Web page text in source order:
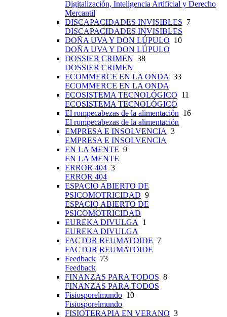
Digitalización, Inteligencia Artificial y Derecho
Mercantil
DISCAPACIDADES INVISIBLES 7
DISCAPACIDADES INVISIBLES
DOÑA UVA Y DON LÚPULO 10
DOÑA UVA Y DON LÚPULO
DOSSIER CRIMEN 38
DOSSIER CRIMEN
ECOMMERCE EN LA ONDA 33
ECOMMERCE EN LA ONDA
ECOSISTEMA TECNOLÓGICO 11
ECOSISTEMA TECNOLÓGICO
El rompecabezas de la alimentación 16
El rompecabezas de la alimentación
EMPRESA E INSOLVENCIA 3
EMPRESA E INSOLVENCIA
EN LA MENTE 9
EN LA MENTE
ERROR 404 3
ERROR 404
ESPACIO ABIERTO DE
PSICOMOTRICIDAD 9
ESPACIO ABIERTO DE
PSICOMOTRICIDAD
EUREKA DIVULGA
1
EUREKA DIVULGA
FACTOR REUMATOIDE 7
FACTOR REUMATOIDE
Feedback 73
Feedback
FINANZAS PARA TODOS 8
FINANZAS PARA TODOS
Fisiosporelmundo 10
Fisiosporelmundo
FISIOTERAPIA EN VERANO 3